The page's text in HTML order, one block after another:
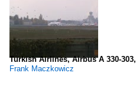
Turkish Airlines, Airbus A 330-
Frank Maczkowicz